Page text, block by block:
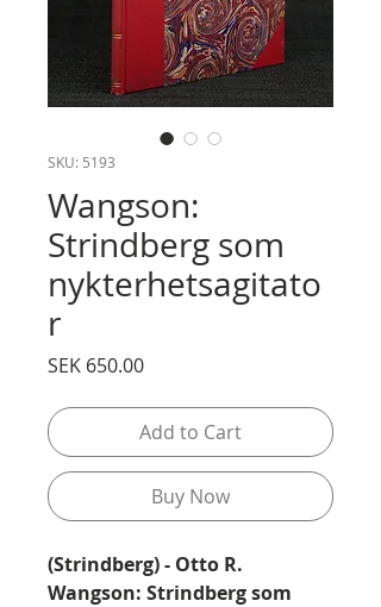
SKU: 5193
Wangson:
Strindberg som
nykterhetsagitato
r
SEK 650.00Price
Add to Cart
Buy Now
(Strindberg) - Otto R.
Wangson: Strindberg som